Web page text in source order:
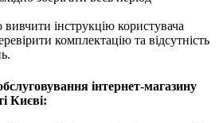
інструкцію користувача
комплектацію та відсутність
інтернет-магазину
Києві: